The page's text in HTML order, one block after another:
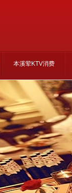
本溪荤KTV消费